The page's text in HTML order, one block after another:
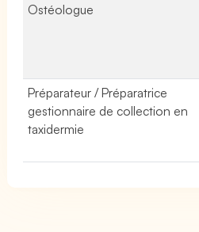
Ostéologue
Préparateur / Préparatrice
gestionnaire de collection en
taxidermie